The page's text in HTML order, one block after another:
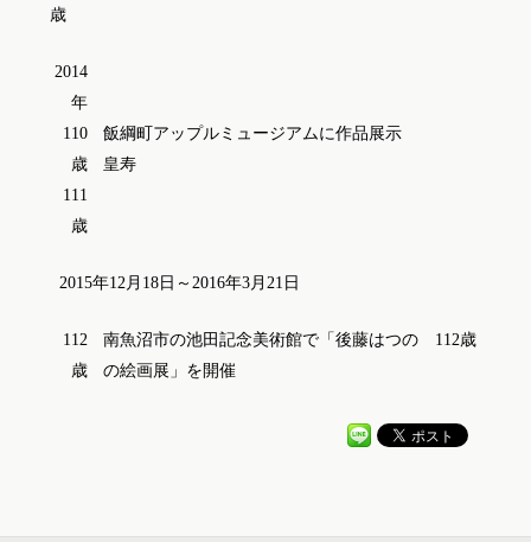
歳
2014
年
110
歳
111
歳
飯綱町アップルミュージアムに作品展示
皇寿
2015年12月18日～2016年3月21日
112
歳
南魚沼市の池田記念美術館で「後藤はつの 112歳
の絵画展」を開催